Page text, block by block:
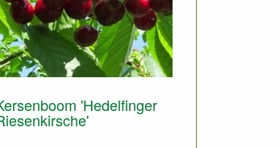
'Hedelfinger